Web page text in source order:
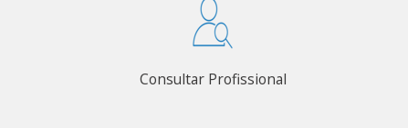
Consultar Profissional